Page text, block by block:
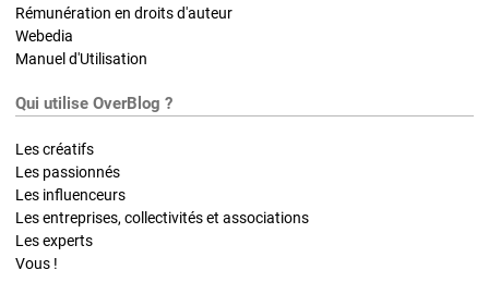
Rémunération en droits d'auteur
Webedia
Manuel d'Utilisation
Qui utilise OverBlog ?
Les créatifs
Les passionnés
Les influenceurs
Les entreprises, collectivités et associations
Les experts
Vous !